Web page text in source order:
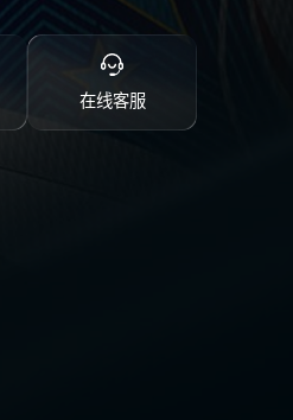
在线客服